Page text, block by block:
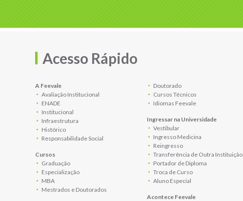
Acesso Rápido
A Feevale
Avaliação Institucional
ENADE
Institucional
Infraestrutura
Histórico
Responsabilidade Social
Cursos
Graduação
Especialização
MBA
Mestrados e Doutorados
Doutorado
Cursos Técnicos
Idiomas Feevale
Ingressar na Universidade
Vestibular
Ingresso Medicina
Reingresso
Transferência de Outra Instituição
Portador de Diploma
Troca de Curso
Aluno Especial
Acontece Feevale